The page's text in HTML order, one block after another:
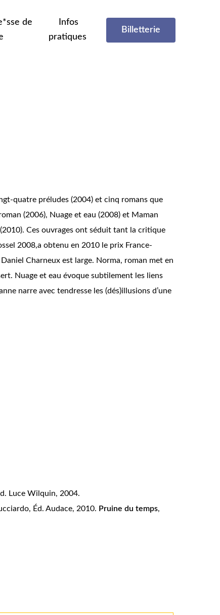
de
Infos
pratiques
Billetterie
quatre préludes (2004) et cinq romans que
(2006), Nuage et eau (2008) et Maman
(2010). Ces ouvrages ont séduit tant la critique
2008,a obtenu en 2010 le prix France-
Charneux est large. Norma, roman met en
Nuage et eau évoque subtilement les liens
narre avec tendresse les (dés)illusions d’une
Luce Wilquin, 2004.
Éd. Audace, 2010. Pruine du temps,